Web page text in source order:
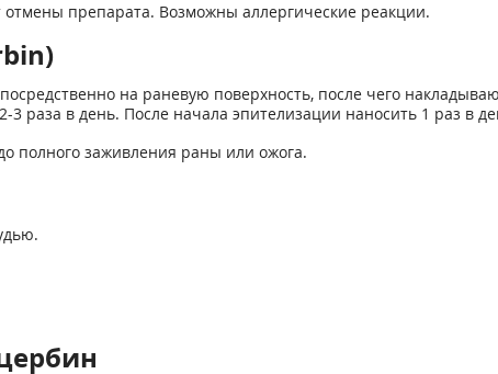
препарата. Возможны аллергические реакции.
на раневую поверхность, после чего
раза в день. После начала эпителизации наносить 1 раз в
полного заживления раны или ожога.